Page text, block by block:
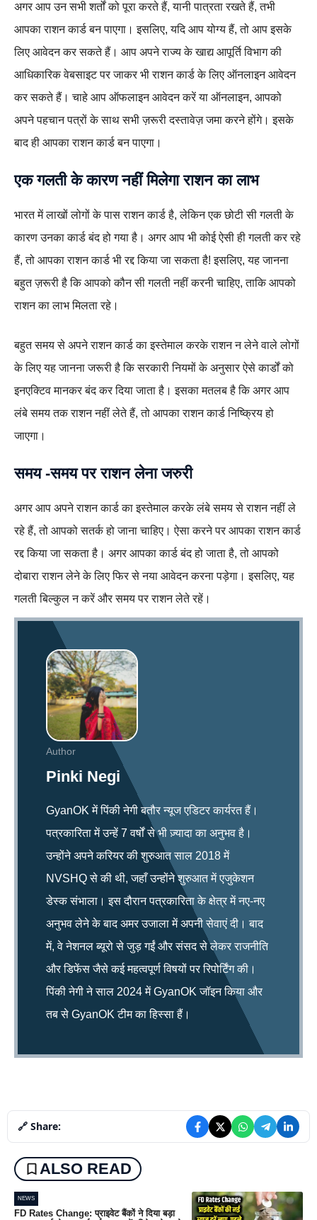
अगर आप उन सभी शर्तों को पूरा करते हैं, यानी पात्रता रखते हैं, तभी
आपका राशन कार्ड बन पाएगा। इसलिए, यदि आप योग्य हैं, तो आप इसके
लिए आवेदन कर सकते हैं। आप अपने राज्य के खाद्य आपूर्ति विभाग की
आधिकारिक वेबसाइट पर जाकर भी राशन कार्ड के लिए ऑनलाइन आवेदन
कर सकते हैं। चाहे आप ऑफलाइन आवेदन करें या ऑनलाइन, आपको
अपने पहचान पत्रों के साथ सभी ज़रूरी दस्तावेज़ जमा करने होंगे। इसके
बाद ही आपका राशन कार्ड बन पाएगा।
एक गलती के कारण नहीं मिलेगा राशन का लाभ
भारत में लाखों लोगों के पास राशन कार्ड है, लेकिन एक छोटी सी गलती के
कारण उनका कार्ड बंद हो गया है। अगर आप भी कोई ऐसी ही गलती कर रहे
हैं, तो आपका राशन कार्ड भी रद्द किया जा सकता है! इसलिए, यह जानना
बहुत ज़रूरी है कि आपको कौन सी गलती नहीं करनी चाहिए, ताकि आपको
राशन का लाभ मिलता रहे।
बहुत समय से अपने राशन कार्ड का इस्तेमाल करके राशन न लेने वाले लोगों
के लिए यह जानना जरूरी है कि सरकारी नियमों के अनुसार ऐसे कार्डों को
इनएक्टिव मानकर बंद कर दिया जाता है। इसका मतलब है कि अगर आप
लंबे समय तक राशन नहीं लेते हैं, तो आपका राशन कार्ड निष्क्रिय हो
जाएगा।
समय -समय पर राशन लेना जरुरी
अगर आप अपने राशन कार्ड का इस्तेमाल करके लंबे समय से राशन नहीं ले
रहे हैं, तो आपको सतर्क हो जाना चाहिए। ऐसा करने पर आपका राशन कार्ड
रद्द किया जा सकता है। अगर आपका कार्ड बंद हो जाता है, तो आपको
दोबारा राशन लेने के लिए फिर से नया आवेदन करना पड़ेगा। इसलिए, यह
गलती बिल्कुल न करें और समय पर राशन लेते रहें।
Author
Pinki Negi
GyanOK में पिंकी नेगी बतौर न्यूज एडिटर कार्यरत हैं।
पत्रकारिता में उन्हें 7 वर्षों से भी ज़्यादा का अनुभव है।
उन्होंने अपने करियर की शुरुआत साल 2018 में
NVSHQ से की थी, जहाँ उन्होंने शुरुआत में एजुकेशन
डेस्क संभाला। इस दौरान पत्रकारिता के क्षेत्र में नए-नए
अनुभव लेने के बाद अमर उजाला में अपनी सेवाएं दी। बाद
में, वे नेशनल ब्यूरो से जुड़ गईं और संसद से लेकर राजनीति
और डिफेंस जैसे कई महत्वपूर्ण विषयों पर रिपोर्टिंग की।
पिंकी नेगी ने साल 2024 में GyanOK जॉइन किया और
तब से GyanOK टीम का हिस्सा हैं।
🔗 Share:
ALSO READ
NEWS
FD Rates Change: प्राइवेट बैंकों ने दिया बड़ा